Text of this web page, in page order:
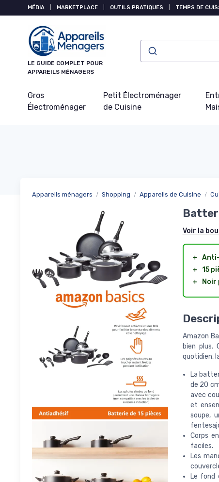
MÉDIA MARKETPLACE OUTILS PRATIQUES TEMPS DE
LE GUIDE COMPLET POUR
APPAREILS MÉNAGERS
Gros
Électroménager
Petit Électroménager
de Cuisine
Appareils ménagers Shopping Appareils de Cuisine
Voir la
＋
＋ 15
＋
Noir
Amazon
bien plus.
quotidien,
La
de 20
avec
et
soupe,
Corps
faciles.
Les
Le fond
Panneau de gestion des cookies